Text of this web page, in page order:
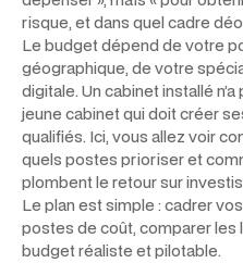
risque, et dans quel cadre
Le budget dépend de votre
géographique, de votre
digitale. Un cabinet installé
jeune cabinet qui doit créer
qualifiés. Ici, vous allez voir
quels postes prioriser et
plombent le retour sur
Le plan est simple : cadrer
postes de coût, comparer les
budget réaliste et pilotable.